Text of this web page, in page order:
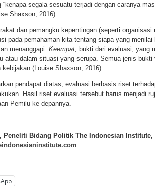
segala sesuatu terjadi dengan caranya
Shaxson, 2016).
dan pemangku kepentingan (seperti
pada pemahaman kita tentang siapa yang menilai
menanggapi. Keempat, bukti dari evaluasi, yang
atau dalam situasi yang serupa. Semua jenis bukti
(Louise Shaxson, 2016).
pendapat diatas, evaluasi berbasis riset
Hasil riset evaluasi tersebut harus menjadi
Pemilu ke depannya.
Peneliti Bidang Politik The Indonesian